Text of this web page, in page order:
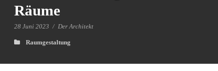
Räume
28 Juni 2023 / Der Architekt
Raumgestaltung